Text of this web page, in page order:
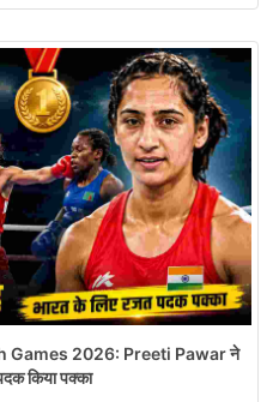
Games 2026: Preeti Pawar ने
किया पक्का